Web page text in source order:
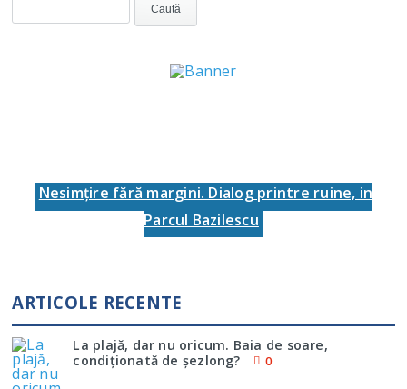
Nesimţire fără margini. Dialog printre ruine, in
Parcul Bazilescu
ARTICOLE RECENTE
La plajă, dar nu oricum. Baia de soare,
condiţionată de şezlong?
0